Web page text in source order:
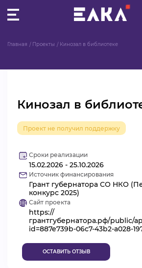
ОРГАНИЗАЦИИ
АКТИВИСТЫ
ПРОЕКТЫ
АНАЛИТИКА
БАЗА ЗНАНИЙ
ВИДЕОКУРСЫ
Главная Проекты Кинозал в библиотеке
Кинозал в
Проект не получил поддержку
Сроки реализации
15.02.2026 - 25.10.2026
Источник финансирования
Грант губернатора СО НКО
конкурс 2025)
Сайт проекта
https://
грантгубернатора.рф/public/
id=887e739b-06c7-43b2-a028-
ОСТАВИТЬ ОТЗЫВ